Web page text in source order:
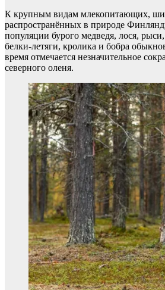
К крупным видам млекопитающих,
распространённых в природе
популяции бурого медведя, лося,
белки-летяги, кролика и бобра
время отмечается незначительное
северного оленя.